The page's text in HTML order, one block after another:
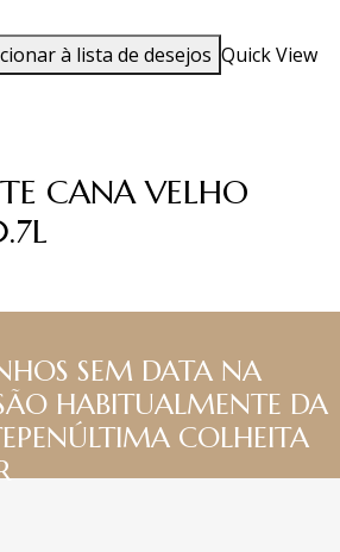
à lista de desejos Quick View
CANA VELHO
SEM DATA NA
HABITUALMENTE DA
COLHEITA